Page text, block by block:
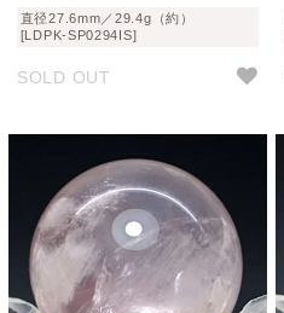
直径27.6mm／29.4g（約）
[LDPK-SP0294IS]
SOLD OUT